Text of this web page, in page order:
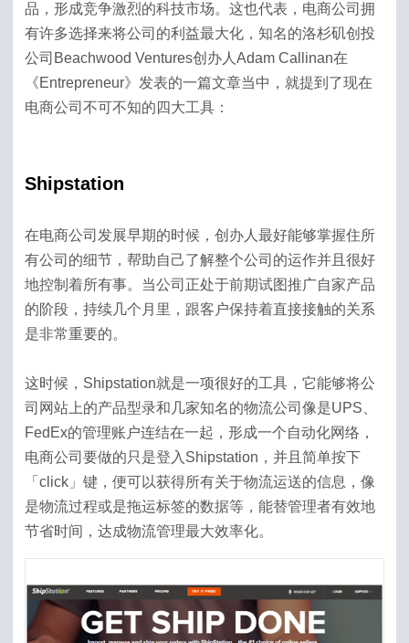
品，形成竞争激烈的科技市场。这也代表，电商公司拥
有许多选择来将公司的利益最大化，知名的洛杉矶创投
公司Beachwood Ventures创办人Adam Callinan在
《Entrepreneur》发表的一篇文章当中，就提到了现在
电商公司不可不知的四大工具：
Shipstation
在电商公司发展早期的时候，创办人最好能够掌握住所
有公司的细节，帮助自己了解整个公司的运作并且很好
地控制着所有事。当公司正处于前期试图推广自家产品
的阶段，持续几个月里，跟客户保持着直接接触的关系
是非常重要的。
这时候，Shipstation就是一项很好的工具，它能够将公
司网站上的产品型录和几家知名的物流公司像是UPS、
FedEx的管理账户连结在一起，形成一个自动化网络，
电商公司要做的只是登入Shipstation，并且简单按下
「click」键，便可以获得所有关于物流运送的信息，像
是物流过程或是拖运标签的数据等，能替管理者有效地
节省时间，达成物流管理最大效率化。